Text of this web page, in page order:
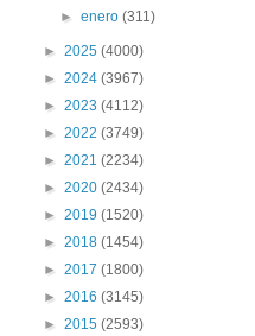
►enero(311)
► 2025 (4000)
► 2024 (3967)
► 2023 (4112)
► 2022 (3749)
► 2021 (2234)
► 2020 (2434)
► 2019 (1520)
► 2018 (1454)
► 2017 (1800)
► 2016 (3145)
► 2015 (2593)